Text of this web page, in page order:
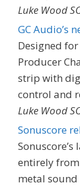
Luke Wood
GC Audio’s
Designed
Producer
strip with
control and
Luke Wood
Sonuscore
entirely
metal